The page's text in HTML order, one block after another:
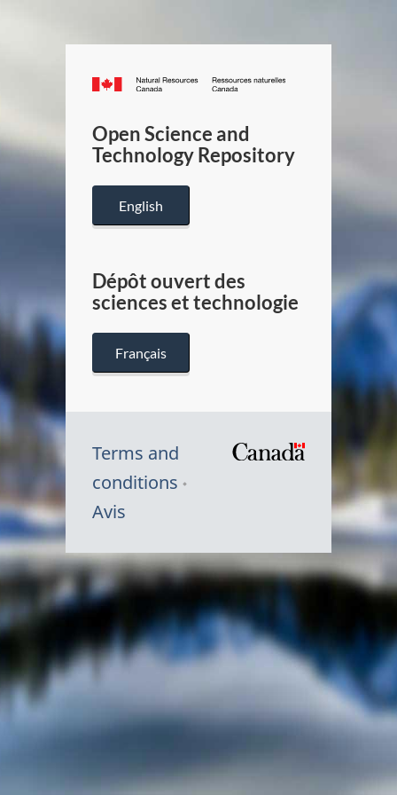
Canada.ca
/
Canada
Open Science and
Technology Repository
English
Dépôt ouvert des
sciences et technologie
Français
Terms and
conditions
Avis
Symbole
du
Canada